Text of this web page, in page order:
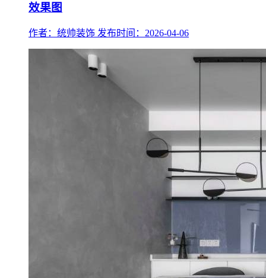
效果图
作者：统帅装饰 发布时间：2026-04-06